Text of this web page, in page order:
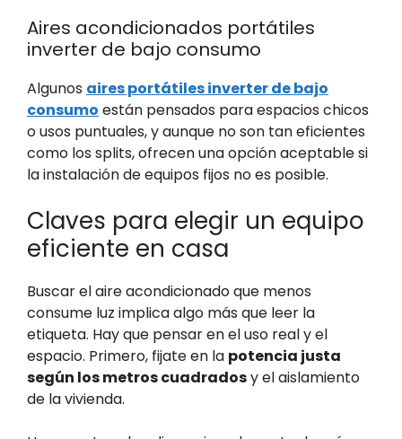
Aires acondicionados portátiles
inverter de bajo consumo
Algunos aires portátiles inverter de bajo
consumo están pensados para espacios chicos
o usos puntuales, y aunque no son tan eficientes
como los splits, ofrecen una opción aceptable si
la instalación de equipos fijos no es posible.
Claves para elegir un equipo
eficiente en casa
Buscar el aire acondicionado que menos
consume luz implica algo más que leer la
etiqueta. Hay que pensar en el uso real y el
espacio. Primero, fijate en la potencia justa
según los metros cuadradosy el aislamiento
de la vivienda.